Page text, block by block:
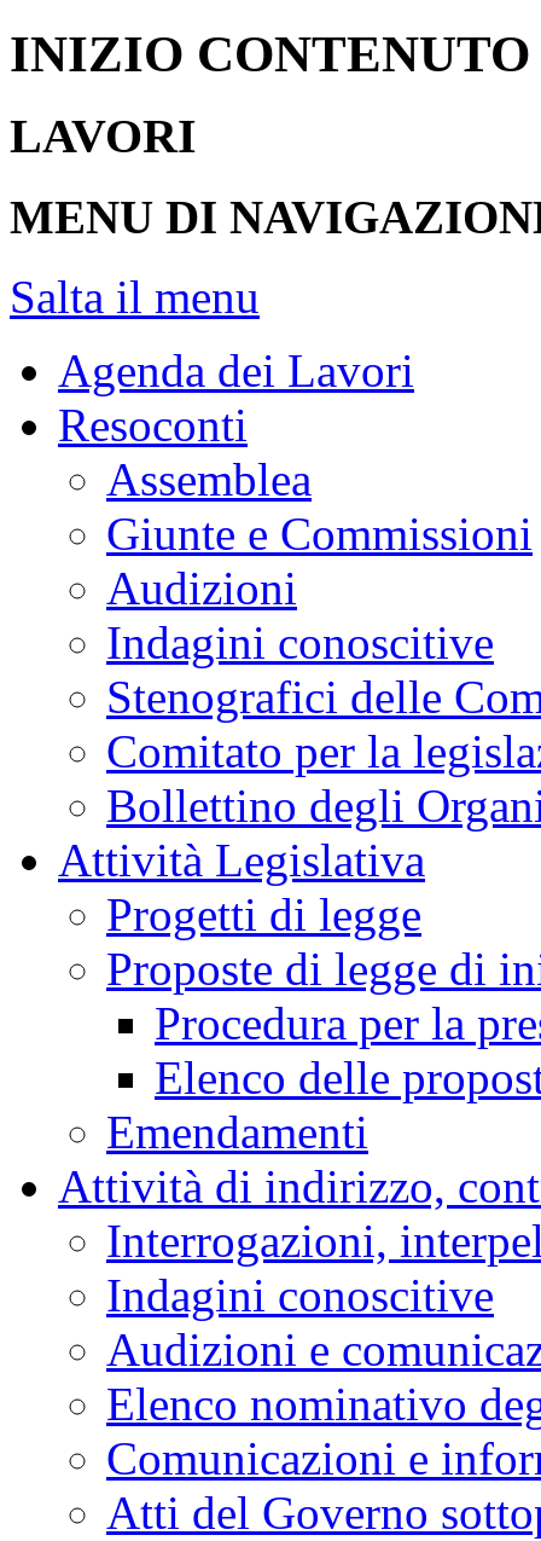
INIZIO CONTENUTO
LAVORI
MENU DI
Salta il menu
Agenda dei Lavori
Resoconti
Assemblea
Giunte e Commissioni
Audizioni
Indagini conoscitive
Stenografici delle
Comitato per la
Bollettino degli
Attività Legislativa
Progetti di legge
Proposte di legge di
Procedura per la
Elenco delle
Emendamenti
Attività di indirizzo,
Interrogazioni,
Indagini conoscitive
Audizioni e
Elenco nominativo
Comunicazioni e
Atti del Governo